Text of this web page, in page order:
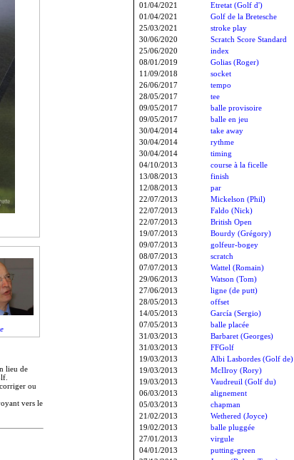
01/04/2021
Etretat (Golf d')
01/04/2021
Golf de la Bretesche
25/03/2021
stroke play
30/06/2020
Scratch Score Standard
25/06/2020
index
08/01/2019
Golias (Roger)
11/09/2018
socket
26/06/2017
tempo
28/05/2017
tee
09/05/2017
balle provisoire
09/05/2017
balle en jeu
30/04/2014
take away
30/04/2014
rythme
30/04/2014
timing
04/10/2013
course à la ficelle
13/08/2013
finish
12/08/2013
par
22/07/2013
Mickelson (Phil)
22/07/2013
Faldo (Nick)
22/07/2013
British Open
19/07/2013
Bourdy (Grégory)
09/07/2013
golfeur-bogey
08/07/2013
scratch
07/07/2013
Wattel (Romain)
29/06/2013
Watson (Tom)
27/06/2013
ligne (de putt)
28/05/2013
offset
14/05/2013
García (Sergio)
07/05/2013
balle placée
31/03/2013
Barbaret (Georges)
31/03/2013
FFGolf
19/03/2013
Albi Lasbordes (Golf de)
19/03/2013
McIlroy (Rory)
19/03/2013
Vaudreuil (Golf du)
06/03/2013
alignement
05/03/2013
chapman
21/02/2013
Wethered (Joyce)
19/02/2013
balle pluggée
27/01/2013
virgule
04/01/2013
putting-green
lieu de
ou
vers le